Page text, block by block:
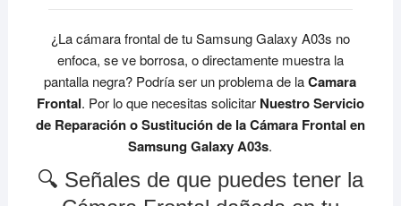
¿La cámara frontal de tu Samsung Galaxy A03s no
enfoca, se ve borrosa, o directamente muestra la
pantalla negra? Podría ser un problema de laCamara
Frontal. Por lo que necesitas solicitar Nuestro Servicio
de Reparación o Sustitución de la Cámara Frontal en
Samsung Galaxy A03s.
🔍 Señales de que puedes tener la